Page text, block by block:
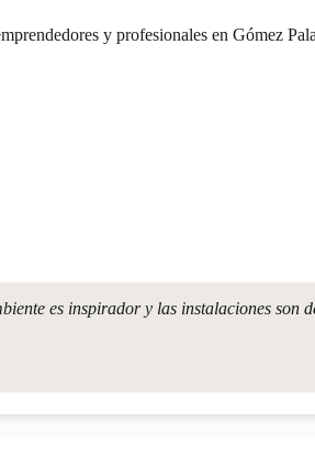
y profesionales en Gómez
es inspirador y las instalaciones son